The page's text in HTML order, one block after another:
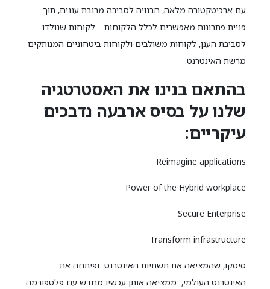
עם ארכיטקטורה מלאה, הבנויה לסביבה מרובת עננים, תוך
פניית פתרונות מאפשרים לכלל הלקוחות – לקוחות שנולדו
לסביבת הענן, לקוחות משולבים ולקוחות ביטחוניים המנותקים
מרשת האינטרנט.
בהתאם בנינו את האסטרטגיה
שלנו על בסיס ארבעה נדבכים
עיקריים:
Reimagine applications
Power of the Hybrid workplace
Secure Enterprise
Transform infrastructure
סיסקו, שהמציאה את תשתיות האינטרנט ופיתחה את
האינטרנט העולמי, ממציאה אותן עכשיו מחדש עם פלטפורמה